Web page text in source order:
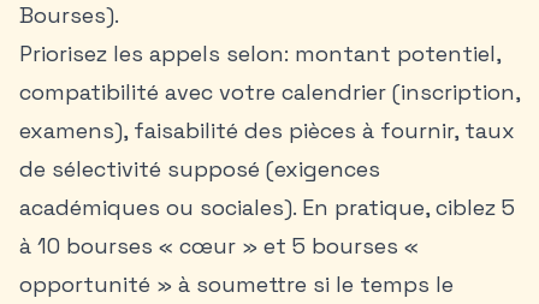
Bourses).
Priorisez les appels selon: montant potentiel,
compatibilité avec votre calendrier (inscription,
examens), faisabilité des pièces à fournir, taux
de sélectivité supposé (exigences
académiques ou sociales). En pratique, ciblez 5
à 10 bourses « cœur » et 5 bourses «
opportunité » à soumettre si le temps le